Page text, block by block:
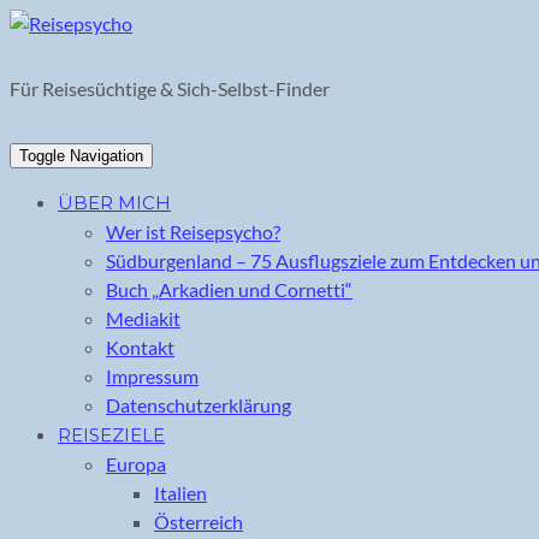
Skip
content
Für Reisesüchtige & Sich-Selbst-Finder
Toggle Navigation
ÜBER MICH
Wer ist Reisepsycho?
Südburgenland – 75 Ausflugsziele zum Entdecken
Buch „Arkadien und Cornetti“
Mediakit
Kontakt
Impressum
Datenschutzerklärung
REISEZIELE
Europa
Italien
Österreich